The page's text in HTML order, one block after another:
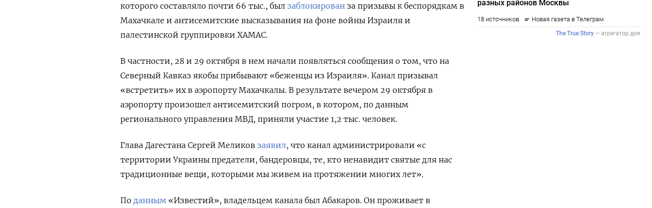
которого составляло почти 66 тыс., был заблокирован за призывы к беспорядкам в
Махачкале и антисемитские высказывания на фоне войны Израиля и
палестинской группировки ХАМАС.
В частности, 28 и 29 октября в нем начали появляться сообщения о том, что на
Северный Кавказ якобы прибывают «беженцы из Израиля». Канал призывал
«встретить» их в аэропорту Махачкалы. В результате вечером 29 октября в
аэропорту произошел антисемитский погром, в котором, по данным
регионального управления МВД, приняли участие 1,2 тыс. человек.
Глава Дагестана Сергей Меликов заявил, что канал администрировали «с
территории Украины предатели, бандеровцы, те, кто ненавидит святые для нас
традиционные вещи, которыми мы живем на протяжении многих лет».
По данным «Известий», владельцем канала был Абакаров. Он проживает в